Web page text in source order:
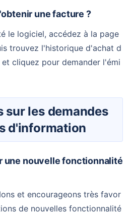
une facture ?
le logiciel, accédez à la page
trouvez l'historique d'achat d
cliquez pour demander l'émi
d'information
de nouvelles fonctionnalité